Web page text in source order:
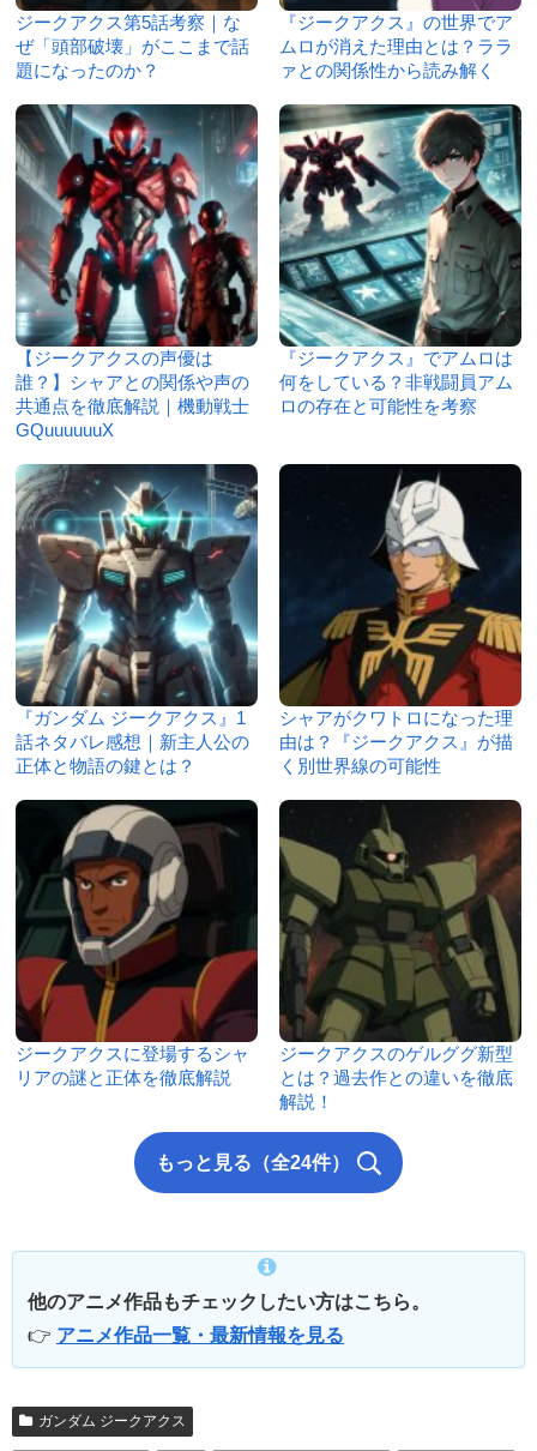
ジークアクス第5話考察｜な
ぜ「頭部破壊」がここまで話
題になったのか？
『ジークアクス』の世界でア
ムロが消えた理由とは？ララ
ァとの関係性から読み解く
【ジークアクスの声優は
誰？】シャアとの関係や声の
共通点を徹底解説｜機動戦士
GQuuuuuuX
『ジークアクス』でアムロは
何をしている？非戦闘員アム
ロの存在と可能性を考察
『ガンダム ジークアクス』1
話ネタバレ感想｜新主人公の
正体と物語の鍵とは？
シャアがクワトロになった理
由は？『ジークアクス』が描
く別世界線の可能性
ジークアクスに登場するシャ
リアの謎と正体を徹底解説
ジークアクスのゲルググ新型
とは？過去作との違いを徹底
解説！
もっと見る（全24件）
他のアニメ作品もチェックしたい方はこちら。
👉 アニメ作品一覧・最新情報を見る
ガンダム ジークアクス